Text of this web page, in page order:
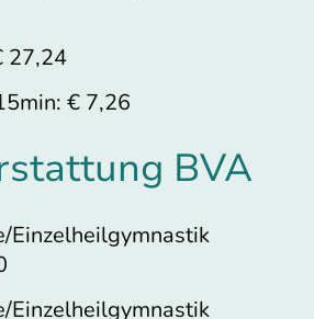
27,24
€ 7,26
BVA
Einzelheilgymnastik
Einzelheilgymnastik